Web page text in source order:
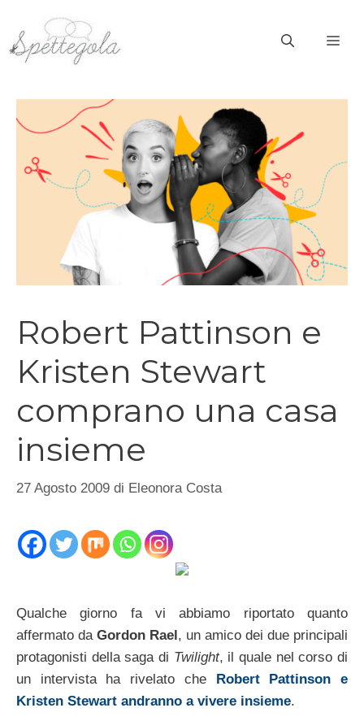
contenuto
Robert Pattinson e
Kristen Stewart
comprano una casa
insieme
27 Agosto 2009 di Eleonora Costa
Qualche giorno fa vi abbiamo riportato quanto
affermato da Gordon Rael , un amico dei due principali
protagonisti della saga di Twilight, il quale nel corso di
un intervista ha rivelato che
Robert Pattinson e
Kristen Stewart andranno a vivere insieme.